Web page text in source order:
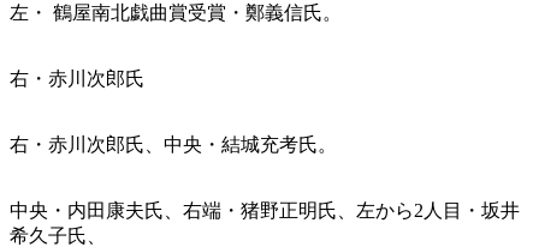
左・ 鶴屋南北戯曲賞受賞・鄭義信氏。
右・赤川次郎氏
右・赤川次郎氏、中央・結城充考氏。
中央・内田康夫氏、右端・猪野正明氏、左から2人目・坂井
希久子氏、